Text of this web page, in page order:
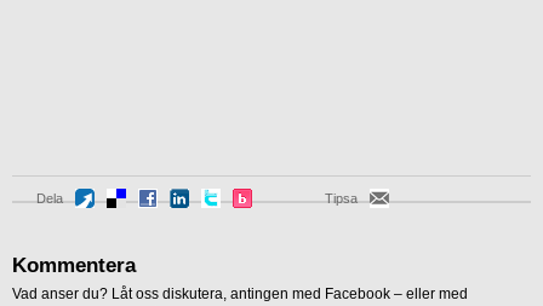
Dela Tipsa
Kommentera
Vad anser du? Låt oss diskutera, antingen med Facebook – eller med